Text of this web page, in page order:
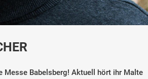
Messe Babelsberg! Aktuell hört ihr Malte